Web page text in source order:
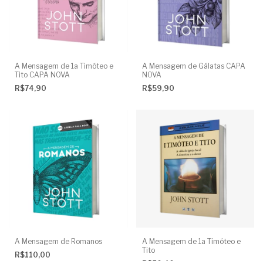
A Mensagem de 1a Timóteo e
Tito CAPA NOVA
R$74,90
A Mensagem de Gálatas CAPA
NOVA
R$59,90
A Mensagem de Romanos
R$110,00
A Mensagem de 1a Timóteo e
Tito